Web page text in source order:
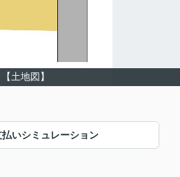
【土地図】
払いシミュレーション